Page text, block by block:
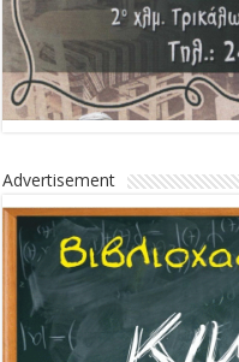
Advertisement